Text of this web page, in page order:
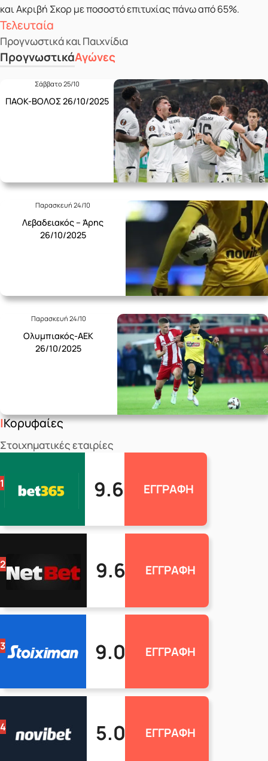
Τελευταία
Προγνωστικά και Παιχνίδια
ΠρογνωστικάΑγώνες
Σάββατο 25/10
ΠΑΟΚ-ΒΟΛΟΣ 26/10/2025
Παρασκευή 24/10
Λεβαδειακός – Άρης
26/10/2025
Παρασκευή 24/10
Ολυμπιακός-ΑΕΚ
26/10/2025
Κορυφαίες
Στοιχηματικές εταιρίες
1 9.6 ΕΓΓΡΑΦΗ
2 9.6 ΕΓΓΡΑΦΗ
3 9.0 ΕΓΓΡΑΦΗ
4 5.0 ΕΓΓΡΑΦΗ
και Ακριβή Σκορ με ποσοστό επιτυχίας πάνω από 65%.